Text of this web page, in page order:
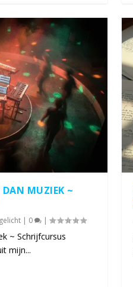
DAN MUZIEK ~
| 0 |
~ Schrijfcursus
mijn...